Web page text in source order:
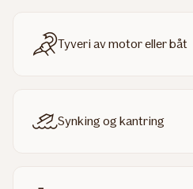
Tyveri av motor eller båt
Synking og kantring